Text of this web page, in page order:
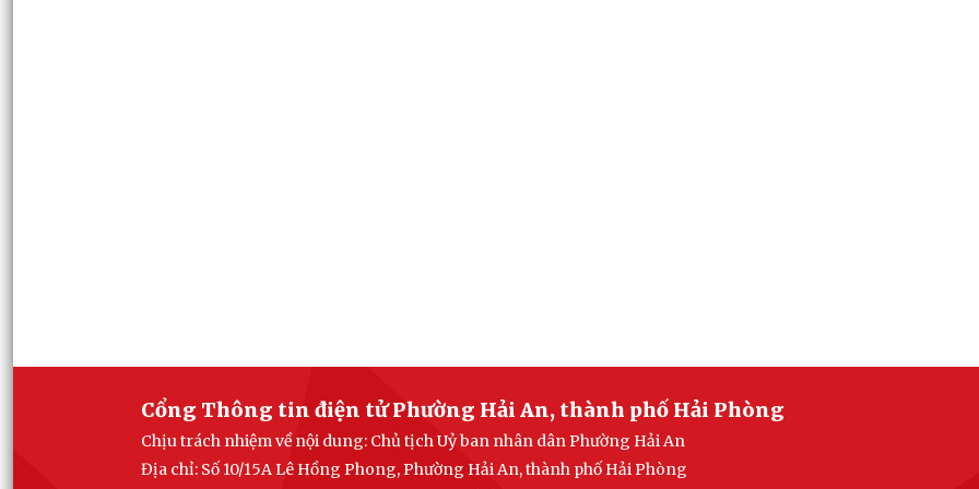
Cổng Thông tin điện tử Phường Hải An, thành phố Hải Phòng
Chịu trách nhiệm về nội dung: Chủ tịch Uỷ ban nhân dân Phường Hải An
Địa chỉ: Số 10/15A Lê Hồng Phong, Phường Hải An, thành phố Hải Phòng